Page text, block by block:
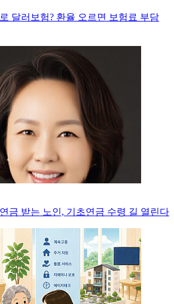
달러보험? 환율 오르면 보험료 부담
금 받는 노인, 기초연금 수령 길 열린다